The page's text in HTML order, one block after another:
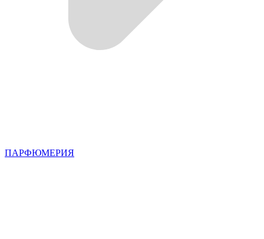
ПАРФЮМЕРИЯ